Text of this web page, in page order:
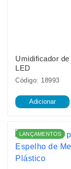
Umidificador
LED
Código: 18993
Adicionar
LANÇAMENTOS